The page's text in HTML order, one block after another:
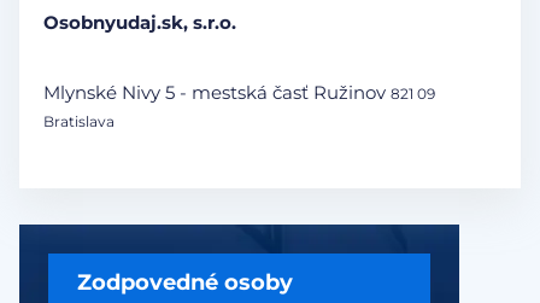
Zodpovedné osoby
Osobnyudaj.sk, s.r.o.
Mlynské Nivy 5 - mestská časť Ružinov 821 09
Bratislava